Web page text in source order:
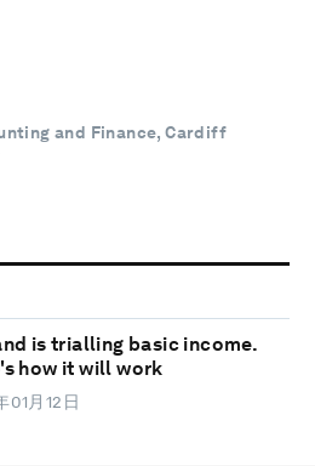
and Finance, Cardiff
is trialling basic income.
how it will work
01月12日